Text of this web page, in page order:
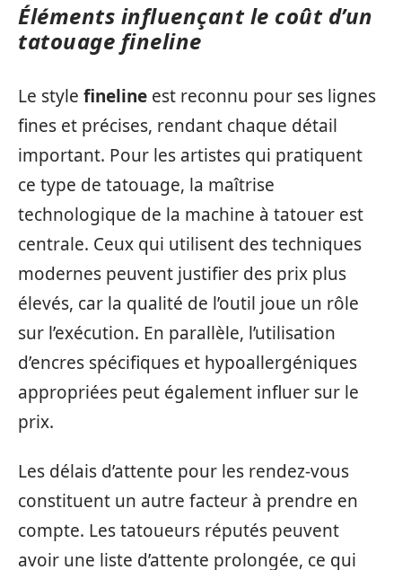
Éléments influençant le coût d’un
tatouage fineline
Le style fineline est reconnu pour ses lignes
fines et précises, rendant chaque détail
important. Pour les artistes qui pratiquent
ce type de tatouage, la maîtrise
technologique de la machine à tatouer est
centrale. Ceux qui utilisent des techniques
modernes peuvent justifier des prix plus
élevés, car la qualité de l’outil joue un rôle
sur l’exécution. En parallèle, l’utilisation
d’encres spécifiques et hypoallergéniques
appropriées peut également influer sur le
prix.
Les délais d’attente pour les rendez-vous
constituent un autre facteur à prendre en
compte. Les tatoueurs réputés peuvent
avoir une liste d’attente prolongée, ce qui